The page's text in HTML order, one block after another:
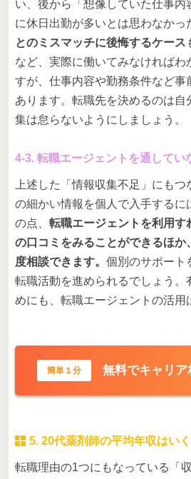
い、後から「想像していた仕事内
に休日出勤が多いとは思わなかっ
とのミスマッチに後悔するケース
など、実際に働いてみなければわ
すが、仕事内容や勤務条件など事
あります。転職先を決めるのは自
集は怠らないようにしましょう。
4-3. 転職エージェントを通してい
上述した「情報収集不足」にも
の細かい情報を個人で入手するに
の点、 転職エージェントを利用す
の口コミをみることができるほか
度相談できます。 個別のサポート
転職活動を進められるでしょう。
めにも、転職エージェントの活用
簡単１分 無料でキャリア
5. 20代薬剤師の平均年収はい
転職理由の1つにもなっている「